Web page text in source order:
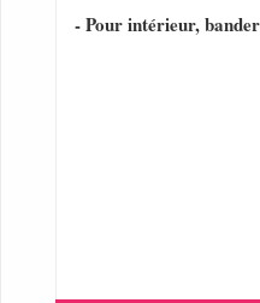
- Pour intérieur,